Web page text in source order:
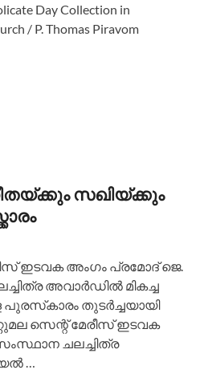
Day Collection in
/ P. Thomas Piravom
സഖിയ്ക്കും
ഇടവക അംഗം പ്രമോദ് ജെ.
അവാർഡിൽ മികച്ച
തുടര്‍ച്ചയായി
സെന്റ് മേരീസ് ഇടവക
ചലച്ചിത്ര
…